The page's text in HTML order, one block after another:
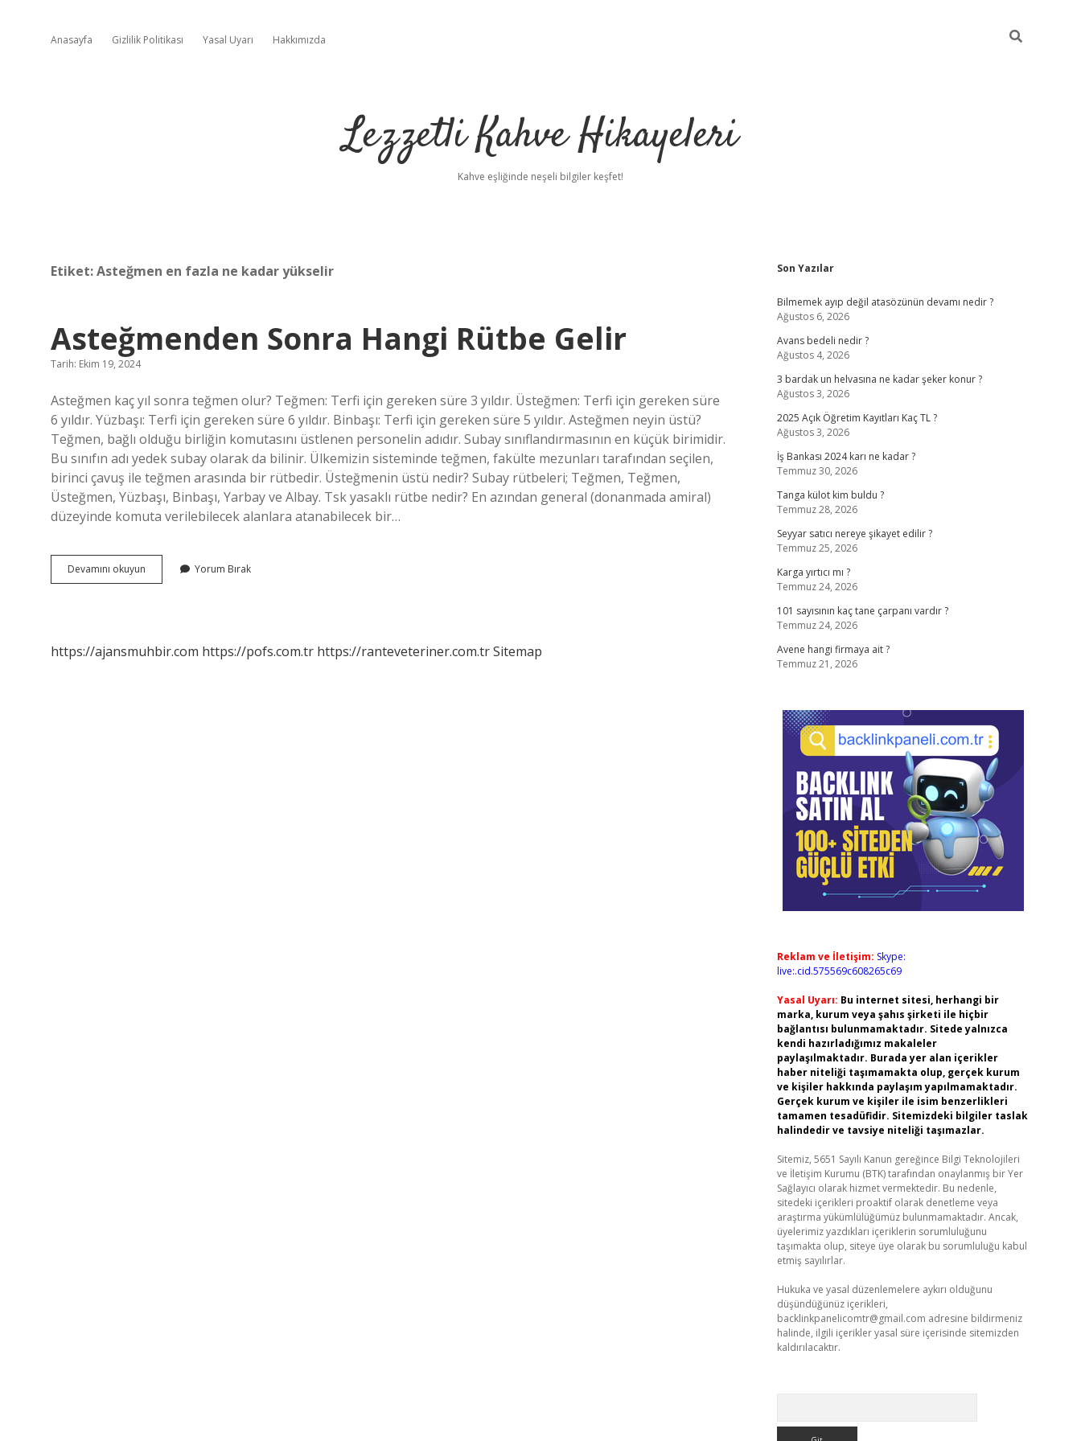
Anasayfa Gizlilik Politikası Yasal Uyarı Hakkımızda
Lezzetli Kahve Hikayeleri
Kahve eşliğinde neşeli bilgiler keşfet!
Etiket:Asteğmen en fazla ne kadar yükselir
Asteğmenden Sonra Hangi Rütbe Gelir
Tarih: Ekim 19, 2024
Asteğmen kaç yıl sonra teğmen olur? Teğmen: Terfi için gereken süre 3 yıldır. Üsteğmen: Terfi için gereken süre
6 yıldır. Yüzbaşı: Terfi için gereken süre 6 yıldır. Binbaşı: Terfi için gereken süre 5 yıldır. Asteğmen neyin üstü?
Teğmen, bağlı olduğu birliğin komutasını üstlenen personelin adıdır. Subay sınıflandırmasının en küçük birimidir.
Bu sınıfın adı yedek subay olarak da bilinir. Ülkemizin sisteminde teğmen, fakülte mezunları tarafından seçilen,
birinci çavuş ile teğmen arasında bir rütbedir. Üsteğmenin üstü nedir? Subay rütbeleri; Teğmen, Teğmen,
Üsteğmen, Yüzbaşı, Binbaşı, Yarbay ve Albay. Tsk yasaklı rütbe nedir? En azından general (donanmada amiral)
düzeyinde komuta verilebilecek alanlara atanabilecek bir…
Devamını okuyun Asteğmenden
Sonra
Yorum Bırak
https://ajansmuhbir.com https://pofs.com.tr https://ranteveteriner.com.trSitemap
Sidebar
Son Yazılar
Bilmemek ayıp değil atasözünün devamı nedir ?
Ağustos 6, 2026
Avans bedeli nedir ?
Ağustos 4, 2026
3 bardak un helvasına ne kadar şeker konur ?
Ağustos 3, 2026
2025 Açık Öğretim Kayıtları Kaç TL ?
Ağustos 3, 2026
İş Bankası 2024 karı ne kadar ?
Temmuz 30, 2026
Tanga külot kim buldu ?
Temmuz 28, 2026
Seyyar satıcı nereye şikayet edilir ?
Temmuz 25, 2026
Karga yırtıcı mı ?
Temmuz 24, 2026
101 sayısının kaç tane çarpanı vardır ?
Temmuz 24, 2026
Avene hangi firmaya ait ?
Temmuz 21, 2026
Reklam ve İletişim: Skype:
live:.cid.575569c608265c69
Yasal Uyarı: Bu internet sitesi, herhangi bir
marka, kurum veya şahıs şirketi ile hiçbir
bağlantısı bulunmamaktadır. Sitede yalnızca
kendi hazırladığımız makaleler
paylaşılmaktadır. Burada yer alan içerikler
haber niteliği taşımamakta olup, gerçek kurum
ve kişiler hakkında paylaşım yapılmamaktadır.
Gerçek kurum ve kişiler ile isim benzerlikleri
tamamen tesadüfidir. Sitemizdeki bilgiler taslak
halindedir ve tavsiye niteliği taşımazlar.
Sitemiz, 5651 Sayılı Kanun gereğince Bilgi Teknolojileri
ve İletişim Kurumu (BTK) tarafından onaylanmış bir Yer
Sağlayıcı olarak hizmet vermektedir. Bu nedenle,
sitedeki içerikleri proaktif olarak denetleme veya
araştırma yükümlülüğümüz bulunmamaktadır. Ancak,
üyelerimiz yazdıkları içeriklerin sorumluluğunu
taşımakta olup, siteye üye olarak bu sorumluluğu kabul
etmiş sayılırlar.
Hukuka ve yasal düzenlemelere aykırı olduğunu
düşündüğünüz içerikleri,
backlinkpanelicomtr@gmail.com adresine bildirmeniz
halinde, ilgili içerikler yasal süre içerisinde sitemizden
kaldırılacaktır.